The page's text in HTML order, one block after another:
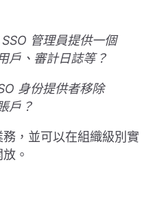
管理員提供一個
戶、審計日誌等？
身份提供者移除
戶？
，並可以在組織級別實
。